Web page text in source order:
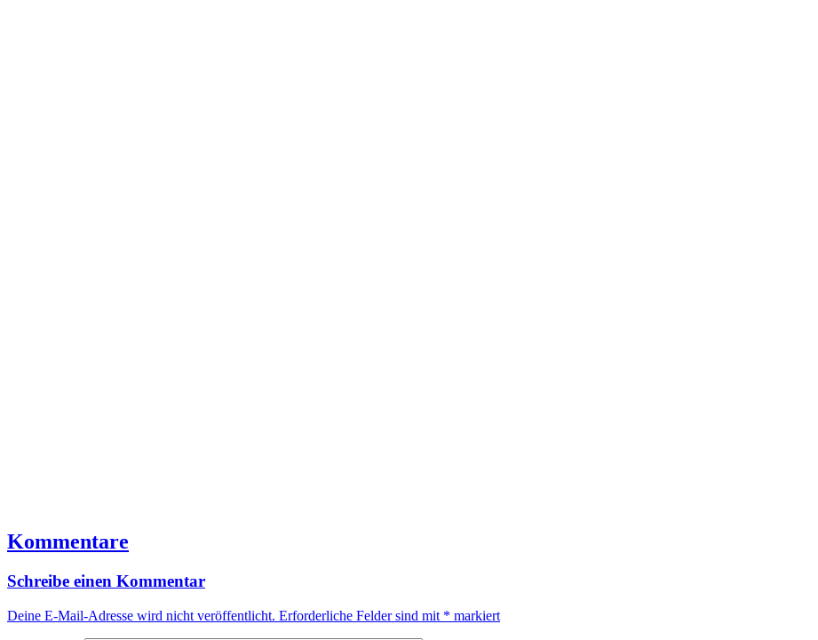
Kommentare
Schreibe einen Kommentar
Deine E-Mail-Adresse wird nicht veröffentlicht. Erforderliche Felder sind mit * markiert